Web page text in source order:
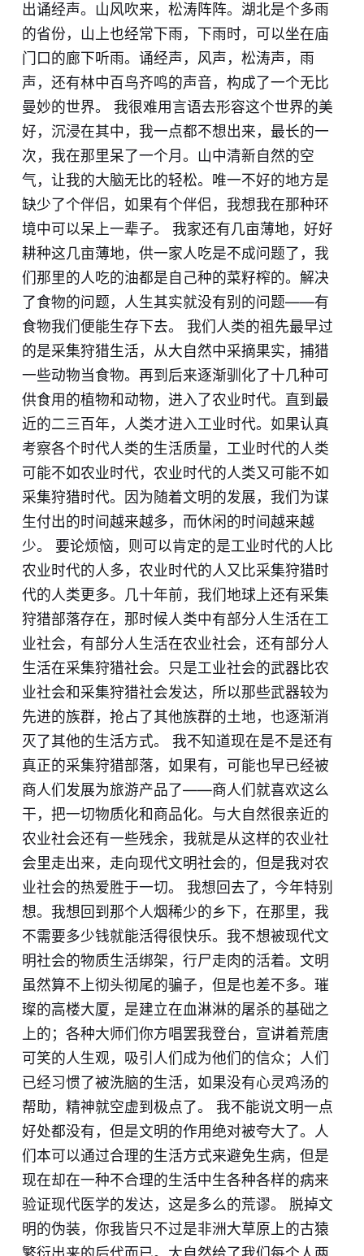
出诵经声。山风吹来，松涛阵阵。湖北是个多雨
的省份，山上也经常下雨，下雨时，可以坐在庙
门口的廊下听雨。诵经声，风声，松涛声，雨
声，还有林中百鸟齐鸣的声音，构成了一个无比
曼妙的世界。 我很难用言语去形容这个世界的美
好，沉浸在其中，我一点都不想出来，最长的一
次，我在那里呆了一个月。山中清新自然的空
气，让我的大脑无比的轻松。唯一不好的地方是
缺少了个伴侣，如果有个伴侣，我想我在那种环
境中可以呆上一辈子。 我家还有几亩薄地，好好
耕种这几亩薄地，供一家人吃是不成问题了，我
们那里的人吃的油都是自己种的菜籽榨的。解决
了食物的问题，人生其实就没有别的问题——有
食物我们便能生存下去。 我们人类的祖先最早过
的是采集狩猎生活，从大自然中采摘果实，捕猎
一些动物当食物。再到后来逐渐驯化了十几种可
供食用的植物和动物，进入了农业时代。直到最
近的二三百年，人类才进入工业时代。如果认真
考察各个时代人类的生活质量，工业时代的人类
可能不如农业时代，农业时代的人类又可能不如
采集狩猎时代。因为随着文明的发展，我们为谋
生付出的时间越来越多，而休闲的时间越来越
少。 要论烦恼，则可以肯定的是工业时代的人比
农业时代的人多，农业时代的人又比采集狩猎时
代的人类更多。几十年前，我们地球上还有采集
狩猎部落存在，那时候人类中有部分人生活在工
业社会，有部分人生活在农业社会，还有部分人
生活在采集狩猎社会。只是工业社会的武器比农
业社会和采集狩猎社会发达，所以那些武器较为
先进的族群，抢占了其他族群的土地，也逐渐消
灭了其他的生活方式。 我不知道现在是不是还有
真正的采集狩猎部落，如果有，可能也早已经被
商人们发展为旅游产品了——商人们就喜欢这么
干，把一切物质化和商品化。与大自然很亲近的
农业社会还有一些残余，我就是从这样的农业社
会里走出来，走向现代文明社会的，但是我对农
业社会的热爱胜于一切。 我想回去了，今年特别
想。我想回到那个人烟稀少的乡下，在那里，我
不需要多少钱就能活得很快乐。我不想被现代文
明社会的物质生活绑架，行尸走肉的活着。文明
虽然算不上彻头彻尾的骗子，但是也差不多。璀
璨的高楼大厦，是建立在血淋淋的屠杀的基础之
上的；各种大师们你方唱罢我登台，宣讲着荒唐
可笑的人生观，吸引人们成为他们的信众；人们
已经习惯了被洗脑的生活，如果没有心灵鸡汤的
帮助，精神就空虚到极点了。 我不能说文明一点
好处都没有，但是文明的作用绝对被夸大了。人
们本可以通过合理的生活方式来避免生病，但是
现在却在一种不合理的生活中生各种各样的病来
验证现代医学的发达，这是多么的荒谬。 脱掉文
明的伪装，你我皆只不过是非洲大草原上的古猿